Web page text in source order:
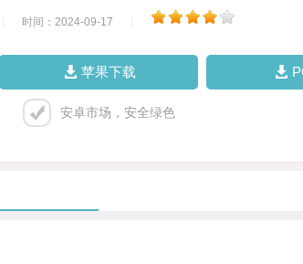
时间：2024-09-17
苹果下载
安卓市场，安全绿色